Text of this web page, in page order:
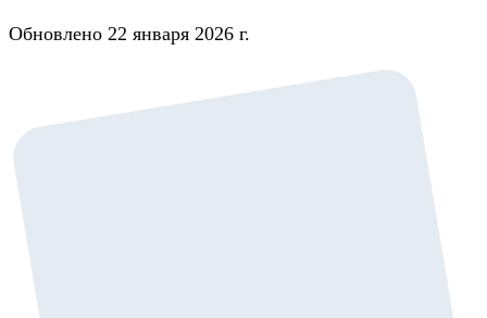
Обновлено 22 января 2026 г.